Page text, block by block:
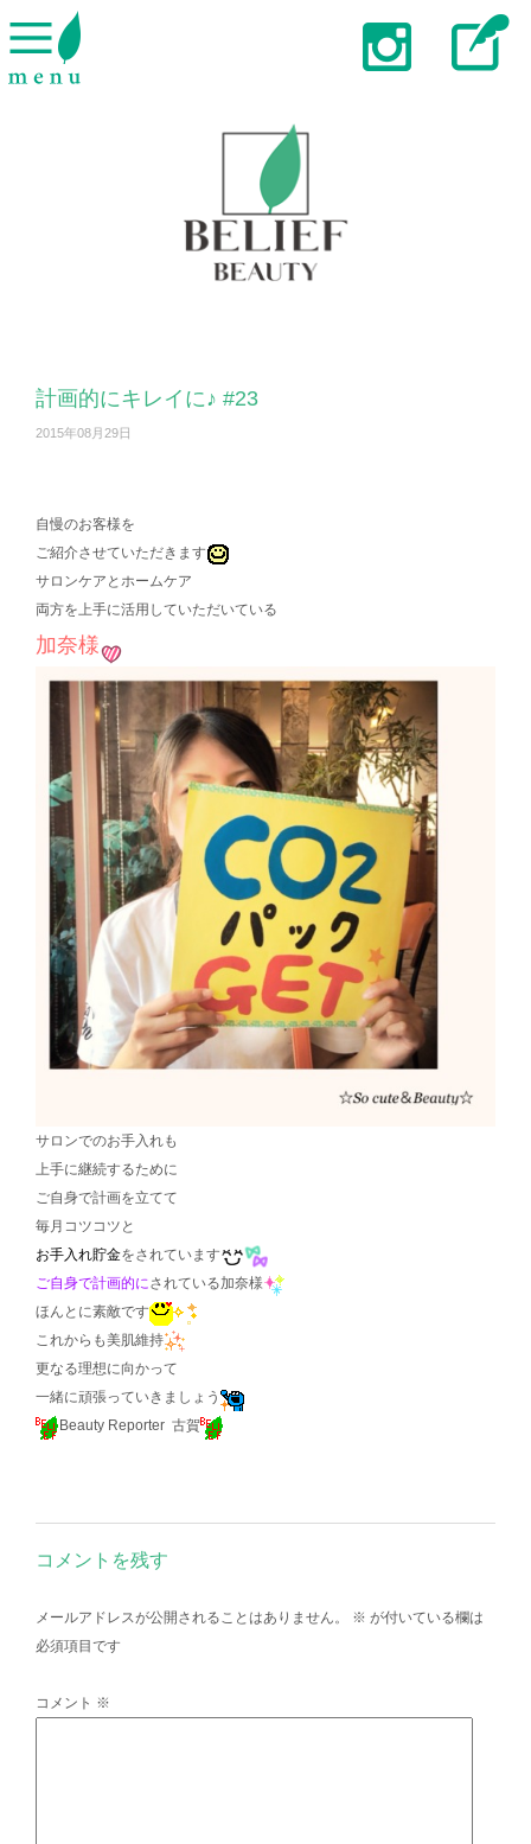
計画的にキレイに♪ #23
2015年08月29日
自慢のお客様を
ご紹介させていただきます
サロンケアとホームケア
両方を上手に活用していただいている
加奈様
サロンでのお手入れも
上手に継続するために
ご自身で計画を立てて
毎月コツコツと
お手入れ貯金をされています
ご自身で計画的にされている加奈様
ほんとに素敵です
これからも美肌維持
更なる理想に向かって
一緒に頑張っていきましょう
Beauty Reporter 古賀
コメントを残す
メールアドレスが公開されることはありません。 ※ が付いている欄は
必須項目です
コメント ※